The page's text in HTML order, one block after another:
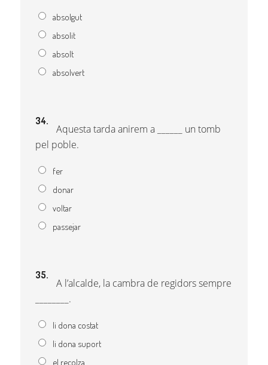
absolgut
absolit
absolt
absolvert
34.
Aquesta tarda anirem a ______ un tomb
pel poble.
fer
donar
voltar
passejar
35.
A l’alcalde, la cambra de regidors sempre
________.
li dona costat
li dona suport
el recolza